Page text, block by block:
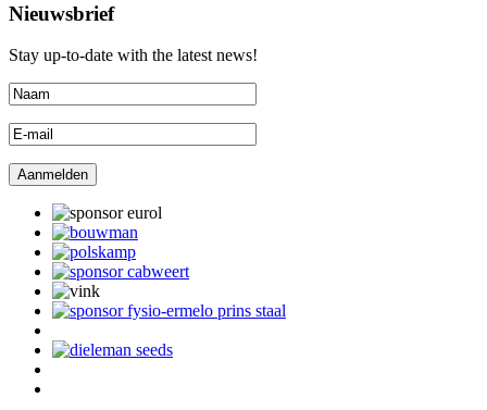
Nieuwsbrief
Stay up-to-date with the latest news!